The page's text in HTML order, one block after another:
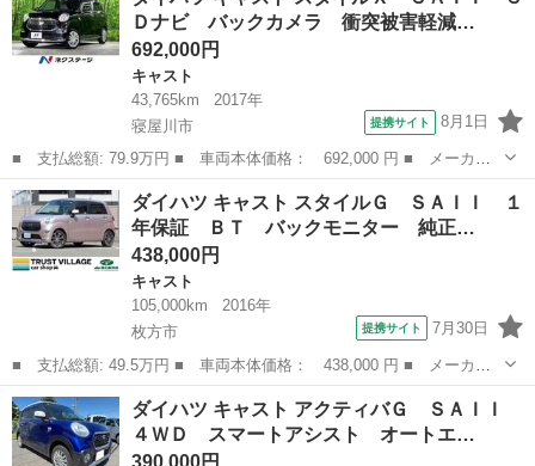
数：...
Ｄナビ バックカメラ 衝突被害軽減…
692,000円
キャスト
43,765km
2017年
寝屋川市
提携サイト 8月1日
■ 支払総額: 79.9万円 ■ 車両本体価格： 692,000 円 ■ メーカー
名： ダイハツ ■ 車種名： キャスト ■ グレード名： スタイル
Ｘ ＳＡＩＩ ＳＤナビ バックカメラ 衝突被害軽減システム ド
ラレコ スマ...
大阪 寝屋川市 キャスト
ダイハツ キャスト スタイルＧ ＳＡＩＩ １
年保証 ＢＴ バックモニター 純正…
438,000円
キャスト
105,000km
2016年
枚方市
提携サイト 7月30日
■ 支払総額: 49.5万円 ■ 車両本体価格： 438,000 円 ■ メーカー
名： ダイハツ ■ 車種名： キャスト ■ グレード名： スタイル
Ｇ ＳＡＩＩ １年保証 ＢＴ バックモニター 純正ナビ 純正ア
ルミ ＥＴＣ...
大阪 枚方市 キャスト
ダイハツ キャスト アクティバＧ ＳＡＩＩ
４ＷＤ スマートアシスト オートエ…
390,000円